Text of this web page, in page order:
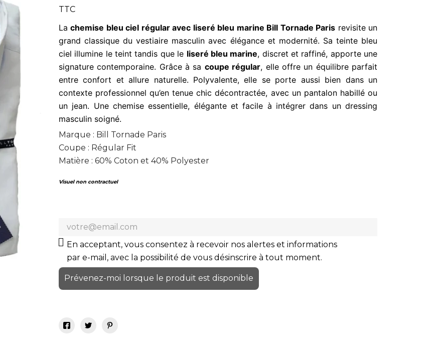
TTC
Lachemise bleu ciel régular avec liseré bleu marine Bill Tornade Paris revisite un
grand classique du vestiaire masculin avec élégance et modernité. Sa teinte bleu
ciel illumine le teint tandis que le liseré bleu marine, discret et raffiné, apporte une
signature contemporaine. Grâce à sa coupe régular, elle offre un équilibre parfait
entre confort et allure naturelle. Polyvalente, elle se porte aussi bien dans un
contexte professionnel qu’en tenue chic décontractée, avec un pantalon habillé ou
un jean. Une chemise essentielle, élégante et facile à intégrer dans un dressing
masculin soigné.
Marque : Bill Tornade Paris
Coupe : Régular Fit
Matière : 60% Coton et 40% Polyester
Visuel non contractuel
En acceptant, vous consentez à recevoir nos alertes et informations
par e-mail, avec la possibilité de vous désinscrire à tout moment.
Prévenez-moi lorsque le produit est disponible